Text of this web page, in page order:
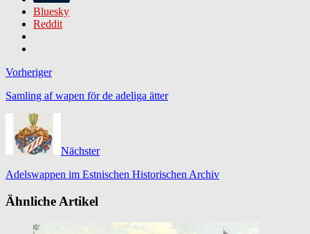
Bluesky
Reddit
Vorheriger
Samling af wapen för de adeliga ätter
Nächster
Adelswappen im Estnischen Historischen Archiv
Ähnliche Artikel